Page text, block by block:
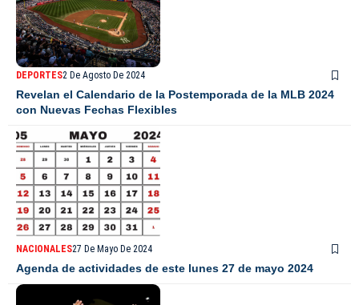
DEPORTES2 De Agosto De 2024
Revelan el Calendario de la Postemporada de la MLB 2024
con Nuevas Fechas Flexibles
NACIONALES27 De Mayo De 2024
Agenda de actividades de este lunes 27 de mayo 2024